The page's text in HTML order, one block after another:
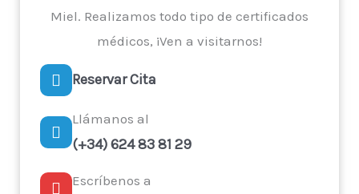
Miel. Realizamos todo tipo de certificados
médicos, ¡Ven a visitarnos!
Reservar Cita
Llámanos al
(+34) 624 83 81 29
Escríbenos a